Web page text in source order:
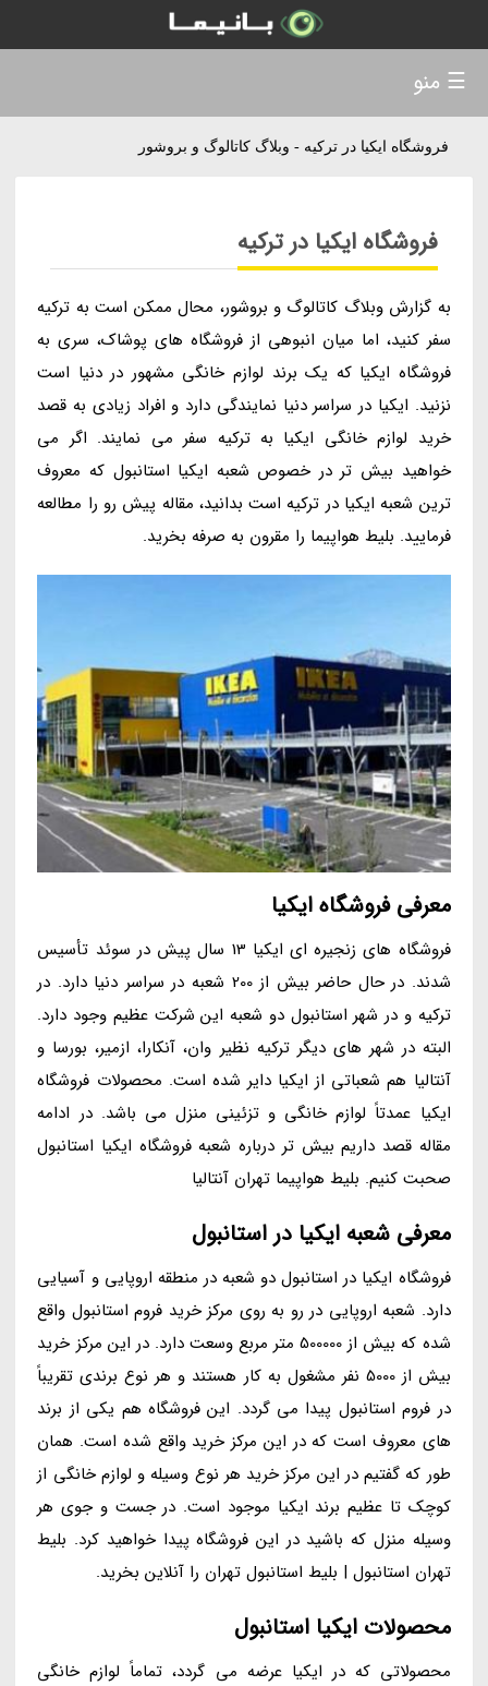
فروشگاه ایکیا در ترکیه - وبلاگ کاتالوگ و بروشور
فروشگاه ایکیا در ترکیه
به گزارش وبلاگ کاتالوگ و بروشور، محال ممکن است به ترکیه
سفر کنید، اما میان انبوهی از فروشگاه های پوشاک، سری به
فروشگاه ایکیا که یک برند لوازم خانگی مشهور در دنیا است
نزنید. ایکیا در سراسر دنیا نمایندگی دارد و افراد زیادی به قصد
خرید لوازم خانگی ایکیا به ترکیه سفر می نمایند. اگر می
خواهید بیش تر در خصوص شعبه ایکیا استانبول که معروف
ترین شعبه ایکیا در ترکیه است بدانید، مقاله پیش رو را مطالعه
فرمایید. بلیط هواپیما را مقرون به صرفه بخرید.
معرفی فروشگاه ایکیا
فروشگاه های زنجیره ای ایکیا 13 سال پیش در سوئد تأسیس
شدند. در حال حاضر بیش از 200 شعبه در سراسر دنیا دارد. در
ترکیه و در شهر استانبول دو شعبه این شرکت عظیم وجود دارد.
البته در شهر های دیگر ترکیه نظیر وان، آنکارا، ازمیر، بورسا و
آنتالیا هم شعباتی از ایکیا دایر شده است. محصولات فروشگاه
ایکیا عمدتاً لوازم خانگی و تزئینی منزل می باشد. در ادامه
مقاله قصد داریم بیش تر درباره شعبه فروشگاه ایکیا استانبول
صحبت کنیم. بلیط هواپیما تهران آنتالیا
معرفی شعبه ایکیا در استانبول
فروشگاه ایکیا در استانبول دو شعبه در منطقه اروپایی و آسیایی
دارد. شعبه اروپایی در رو به روی مرکز خرید فروم استانبول واقع
شده که بیش از 500000 متر مربع وسعت دارد. در این مرکز خرید
بیش از 5000 نفر مشغول به کار هستند و هر نوع برندی تقریباً
در فروم استانبول پیدا می گردد. این فروشگاه هم یکی از برند
های معروف است که در این مرکز خرید واقع شده است. همان
طور که گفتیم در این مرکز خرید هر نوع وسیله و لوازم خانگی از
کوچک تا عظیم برند ایکیا موجود است. در جست و جوی هر
وسیله منزل که باشید در این فروشگاه پیدا خواهید کرد. بلیط
تهران استانبول | بلیط استانبول تهران را آنلاین بخرید.
محصولات ایکیا استانبول
محصولاتی که در ایکیا عرضه می گردد، تماماً لوازم خانگی
☰ منو